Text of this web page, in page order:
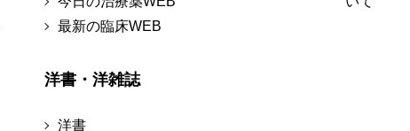
最新の臨床WEB
洋書・洋雑誌
洋書